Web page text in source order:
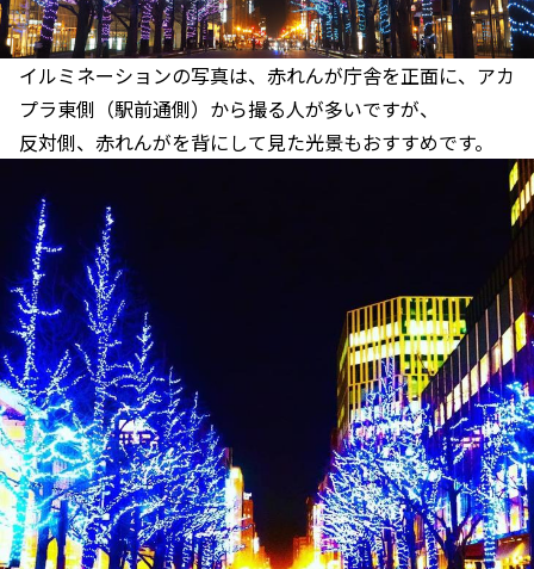
イルミネーションの写真は、赤れんが庁舎を正面に、アカ
プラ東側（駅前通側）から撮る人が多いですが、
反対側、赤れんがを背にして見た光景もおすすめです。